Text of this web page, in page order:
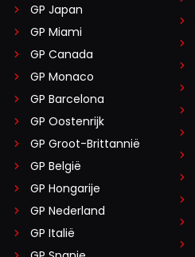
GP Japan
GP Miami
GP Canada
GP Monaco
GP Barcelona
GP Oostenrijk
GP Groot-Brittannië
GP België
GP Hongarije
GP Nederland
GP Italië